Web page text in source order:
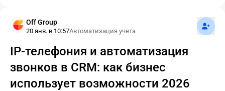
Off Group
20 янв. в 10:57Автоматизация учета
IP-телефония и автоматизация
звонков в CRM: как бизнес
использует возможности 2026